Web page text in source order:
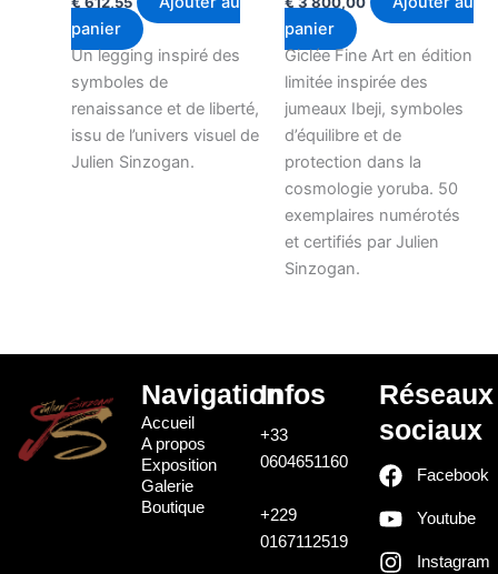
panier
Un legging inspiré des
symboles de
renaissance et de liberté,
issu de l’univers visuel de
Julien Sinzogan.
panier
Giclée Fine Art en édition
limitée inspirée des
jumeaux Ibeji, symboles
d’équilibre et de
protection dans la
cosmologie yoruba. 50
exemplaires numérotés
et certifiés par Julien
Sinzogan.
Navigation
Accueil
A propos
Exposition
Galerie
Boutique
Infos
+33
0604651160
+229
0167112519
Réseaux
sociaux
Facebook
Youtube
Instagram